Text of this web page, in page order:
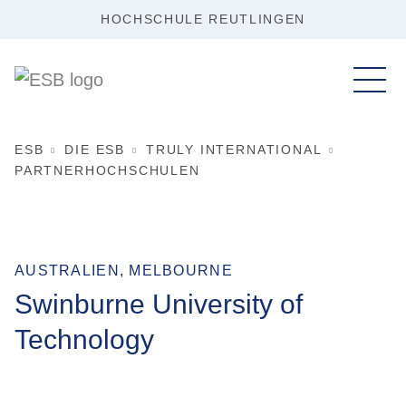
HOCHSCHULE REUTLINGEN
ESB DIE ESB
TRULY INTERNATIONAL
PARTNERHOCHSCHULEN
AUSTRALIEN, MELBOURNE
Swinburne University of
Technology